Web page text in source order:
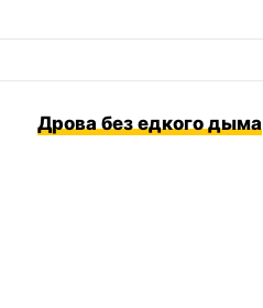
Дрова без едкого дыма